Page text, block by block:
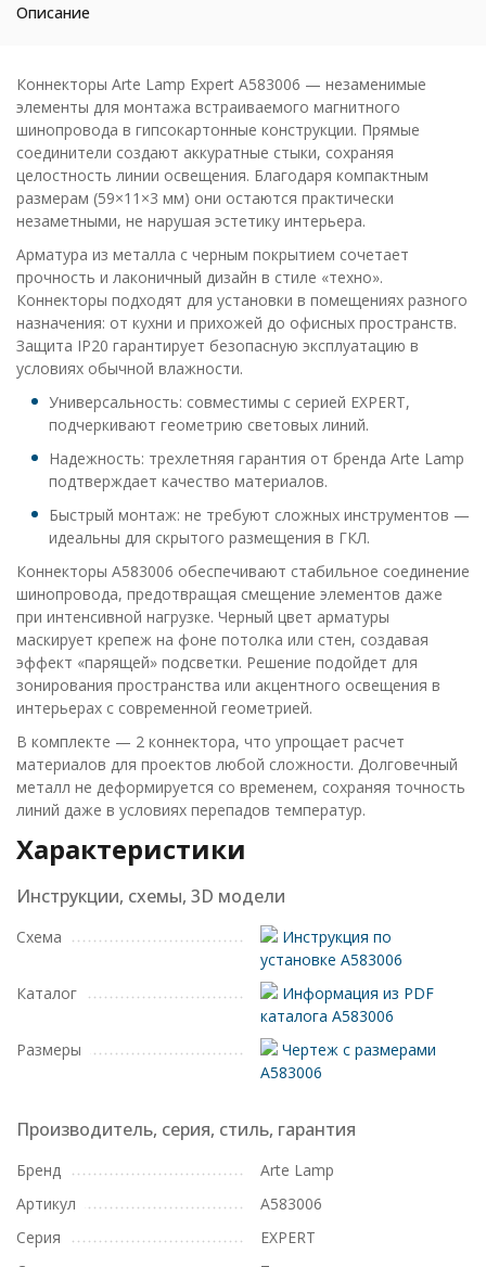
Описание
Коннекторы Arte Lamp Expert A583006 — незаменимые
элементы для монтажа встраиваемого магнитного
шинопровода в гипсокартонные конструкции. Прямые
соединители создают аккуратные стыки, сохраняя
целостность линии освещения. Благодаря компактным
размерам (59×11×3 мм) они остаются практически
незаметными, не нарушая эстетику интерьера.
Арматура из металла с черным покрытием сочетает
прочность и лаконичный дизайн в стиле «техно».
Коннекторы подходят для установки в помещениях разного
назначения: от кухни и прихожей до офисных пространств.
Защита IP20 гарантирует безопасную эксплуатацию в
условиях обычной влажности.
Универсальность: совместимы с серией EXPERT,
подчеркивают геометрию световых линий.
Надежность: трехлетняя гарантия от бренда Arte Lamp
подтверждает качество материалов.
Быстрый монтаж: не требуют сложных инструментов —
идеальны для скрытого размещения в ГКЛ.
Коннекторы A583006 обеспечивают стабильное соединение
шинопровода, предотвращая смещение элементов даже
при интенсивной нагрузке. Черный цвет арматуры
маскирует крепеж на фоне потолка или стен, создавая
эффект «парящей» подсветки. Решение подойдет для
зонирования пространства или акцентного освещения в
интерьерах с современной геометрией.
В комплекте — 2 коннектора, что упрощает расчет
материалов для проектов любой сложности. Долговечный
металл не деформируется со временем, сохраняя точность
линий даже в условиях перепадов температур.
Характеристики
Инструкции, схемы, 3D модели
Схема
Инструкция по
установке A583006
Каталог
Информация из PDF
каталога A583006
Размеры
Чертеж с размерами
A583006
Производитель, серия, стиль, гарантия
Бренд
Arte Lamp
Артикул
A583006
Серия
EXPERT